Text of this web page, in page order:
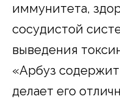
иммунитета,
сосудистой
выведения
«Арбуз содержит
делает его